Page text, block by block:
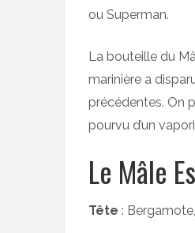
ou Superman.
La bouteille du
marinière a
précédentes. On
pourvu d’un
Le Mâle
Tête :